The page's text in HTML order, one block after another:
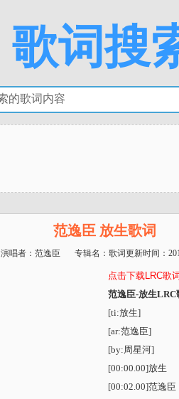
歌词搜
范逸臣 放生歌词
演唱者： 范逸臣 专辑名：歌词更新时间：
点击下载LRC歌词
范逸臣-放生LRC
[ti:放生]
[ar:范逸臣]
[by:周星河]
[00:00.00]放生
[00:02.00]范逸臣